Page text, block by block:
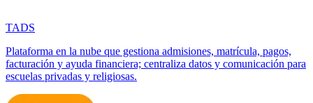
TADS
Plataforma en la nube que gestiona admisiones, matrícula, pagos,
facturación y ayuda financiera; centraliza datos y comunicación para
escuelas privadas y religiosas.